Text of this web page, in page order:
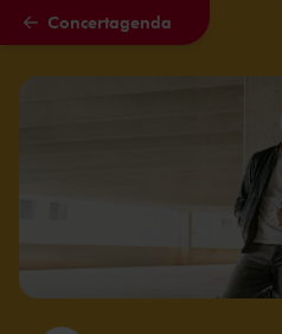
Naar hoofdcontent
Concertagenda